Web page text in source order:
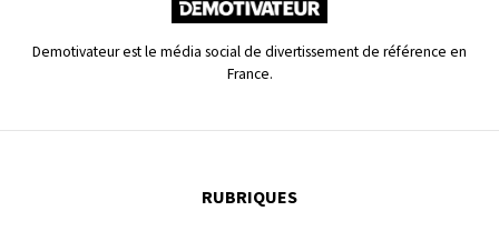
Demotivateur est le média social de divertissement de référence en
France.
RUBRIQUES